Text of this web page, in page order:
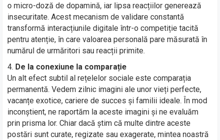
o micro-doză de dopamină, iar lipsa reacțiilor generează
insecuritate. Acest mecanism de validare constantă
transformă interacțiunile digitale într-o competiție tacită
pentru atenție, în care valoarea personală pare măsurată în
numărul de urmăritori sau reacții primite.
De la conexiune la comparație
Un alt efect subtil al rețelelor sociale este comparația
permanentă. Vedem zilnic imagini ale unor vieți perfecte,
vacanțe exotice, cariere de succes și familii ideale. În mod
inconștient, ne raportăm la aceste imagini și ne evaluăm
prin prisma lor. Chiar dacă știm că multe dintre aceste
postări sunt curate, regizate sau exagerate, mintea noastră